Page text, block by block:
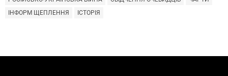
ІНФОРМ ЩЕПЛЕННЯ
ІСТОРІЯ